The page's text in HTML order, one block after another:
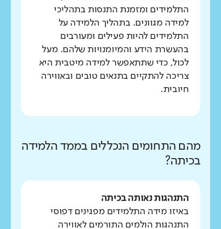
התלמידים ומזמנת התנסות בתהליכי
למידה מגוונים. בתהליך הלמידה על
התלמידים להיות פעילים ומעורבים
בהעשרת הידע והמיומנויות שלהם. מעל
לכול, כדי שתתאפשר למידה מיטבית היא
צריכה להתקיים בתנאים טובים ובאווירה
חיובית.
מהם התחומים הנכללים בממד הלמידה
בכיתה?
התנהגות נאותה בכיתה
באיזו מידה התלמידים מפגינים דפוסי
התנהגות הולמים התורמים לאווירה